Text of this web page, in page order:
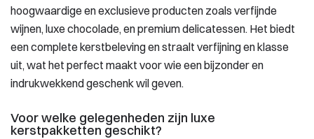
hoogwaardige en exclusieve producten zoals verfijnde
wijnen, luxe chocolade, en premium delicatessen. Het biedt
een complete kerstbeleving en straalt verfijning en klasse
uit, wat het perfect maakt voor wie een bijzonder en
indrukwekkend geschenk wil geven.
Voor welke gelegenheden zijn luxe
kerstpakketten geschikt?